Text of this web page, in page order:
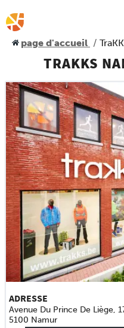
Nos magasins
TraKKs Lab
Coaching
Agenda
Clinics
Conférence
Course
Travel
Plus
page d'accueil
TRAKKS
ADRESSE
Avenue Du Prince De Liège,
5100 Namur